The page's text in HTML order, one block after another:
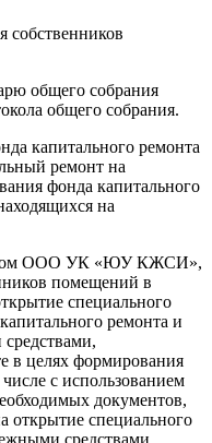
собственников
общего собрания
общего собрания.
капитального ремонта
ремонт на
фонда капитального
на
ООО УК «ЮУ КЖСИ»,
помещений в
специального
ремонта и
в целях формирования
с использованием
документов,
открытие специального
средствами,